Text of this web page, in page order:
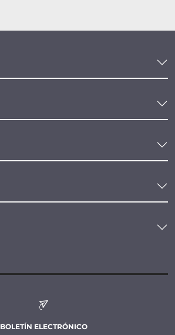
BOLETÍN ELECTRÓNICO